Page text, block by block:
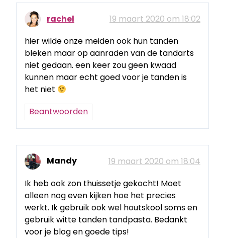
rachel
19 maart 2020 om 18:02
hier wilde onze meiden ook hun tanden
bleken maar op aanraden van de tandarts
niet gedaan. een keer zou geen kwaad
kunnen maar echt goed voor je tanden is
het niet
Beantwoorden
Mandy
19 maart 2020 om 18:04
Ik heb ook zon thuissetje gekocht! Moet
alleen nog even kijken hoe het precies
werkt. Ik gebruik ook wel houtskool soms en
gebruik witte tanden tandpasta. Bedankt
voor je blog en goede tips!